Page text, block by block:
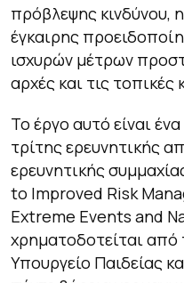
πρόβλεψης κινδύνου,
έγκαιρης
ισχυρών μέτρων
αρχές και τις τοπικές
Το έργο αυτό είναι
τρίτης ερευνητικής
ερευνητικής
to Improved Risk
Extreme Events and
χρηματοδοτείται
Υπουργείο Παιδείας